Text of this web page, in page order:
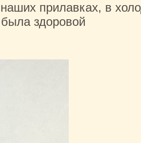
прилавках, в
здоровой